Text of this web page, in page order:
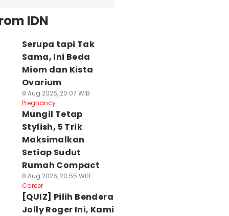
IDN
Serupa tapi Tak
Sama, Ini Beda
Miom dan Kista
Ovarium
8 Aug 2026, 20:07 WIB
Pregnancy
Mungil Tetap
Stylish, 5 Trik
Maksimalkan
Setiap Sudut
Rumah Compact
8 Aug 2026, 20:55 WIB
Career
[QUIZ] Pilih Bendera
Jolly Roger Ini, Kami